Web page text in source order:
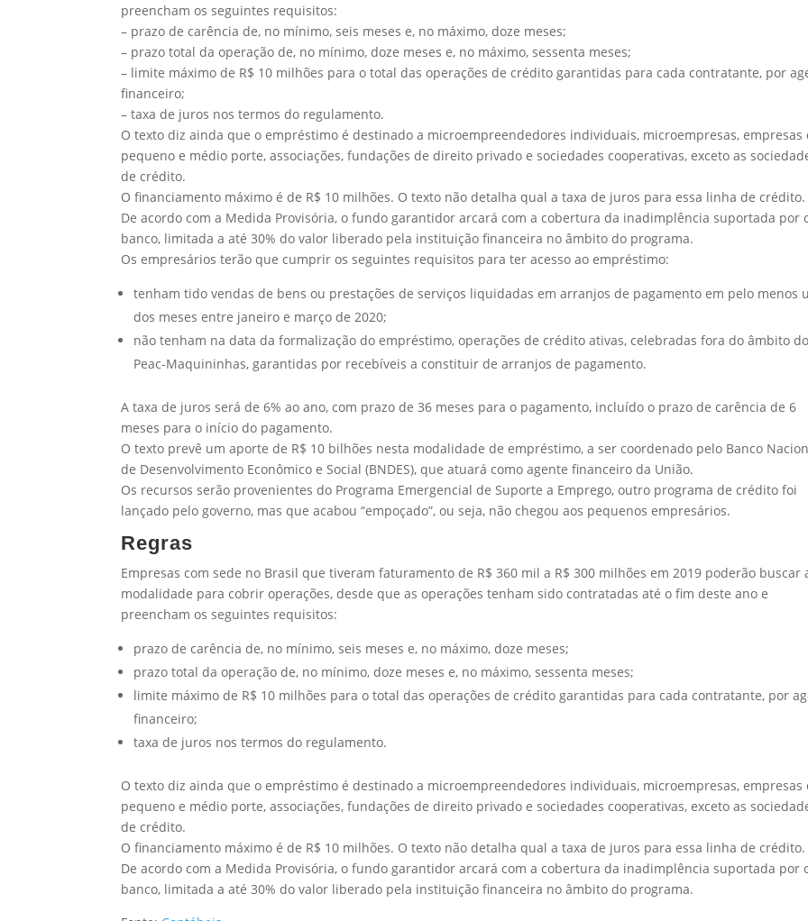
preencham os seguintes requisitos:
– prazo de carência de, no mínimo, seis meses e, no máximo, doze meses;
– prazo total da operação de, no mínimo, doze meses e, no máximo, sessenta meses;
– limite máximo de R$ 10 milhões para o total das operações de crédito garantidas para cada contratante, por
financeiro;
– taxa de juros nos termos do regulamento.
O texto diz ainda que o empréstimo é destinado a microempreendedores individuais, microempresas, empresas
pequeno e médio porte, associações, fundações de direito privado e sociedades cooperativas, exceto as
de crédito.
O financiamento máximo é de R$ 10 milhões. O texto não detalha qual a taxa de juros para essa linha de crédito.
De acordo com a Medida Provisória, o fundo garantidor arcará com a cobertura da inadimplência suportada por
banco, limitada a até 30% do valor liberado pela instituição financeira no âmbito do programa.
Os empresários terão que cumprir os seguintes requisitos para ter acesso ao empréstimo:
tenham tido vendas de bens ou prestações de serviços liquidadas em arranjos de pagamento em pelo menos
dos meses entre janeiro e março de 2020;
não tenham na data da formalização do empréstimo, operações de crédito ativas, celebradas fora do âmbito do
Peac-Maquininhas, garantidas por recebíveis a constituir de arranjos de pagamento.
A taxa de juros será de 6% ao ano, com prazo de 36 meses para o pagamento, incluído o prazo de carência de 6
meses para o início do pagamento.
O texto prevê um aporte de R$ 10 bilhões nesta modalidade de empréstimo, a ser coordenado pelo Banco
de Desenvolvimento Econômico e Social (BNDES), que atuará como agente financeiro da União.
Os recursos serão provenientes do Programa Emergencial de Suporte a Emprego, outro programa de crédito foi
lançado pelo governo, mas que acabou “empoçado”, ou seja, não chegou aos pequenos empresários.
Regras
Empresas com sede no Brasil que tiveram faturamento de R$ 360 mil a R$ 300 milhões em 2019 poderão buscar
modalidade para cobrir operações, desde que as operações tenham sido contratadas até o fim deste ano e
preencham os seguintes requisitos:
prazo de carência de, no mínimo, seis meses e, no máximo, doze meses;
prazo total da operação de, no mínimo, doze meses e, no máximo, sessenta meses;
limite máximo de R$ 10 milhões para o total das operações de crédito garantidas para cada contratante, por
financeiro;
taxa de juros nos termos do regulamento.
O texto diz ainda que o empréstimo é destinado a microempreendedores individuais, microempresas, empresas
pequeno e médio porte, associações, fundações de direito privado e sociedades cooperativas, exceto as
de crédito.
O financiamento máximo é de R$ 10 milhões. O texto não detalha qual a taxa de juros para essa linha de crédito.
De acordo com a Medida Provisória, o fundo garantidor arcará com a cobertura da inadimplência suportada por
banco, limitada a até 30% do valor liberado pela instituição financeira no âmbito do programa.